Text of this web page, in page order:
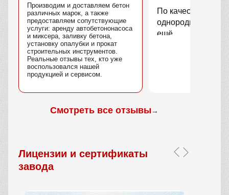
Производим и доставляем бетон
различных марок, а также
предоставляем сопутствующие
услуги: аренду автобетононасоса
и миксера, заливку бетона,
установку опалубки и прокат
строительных инструментов.
Реальные отзывы тех, кто уже
воспользовался нашей
продукцией и сервисом.
По качеству
однородный, без
ещё.
Смотреть все отзывы→
Лицензии и сертификаты
завода